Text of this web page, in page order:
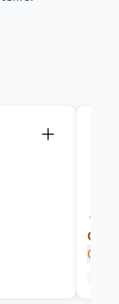
Old
Old